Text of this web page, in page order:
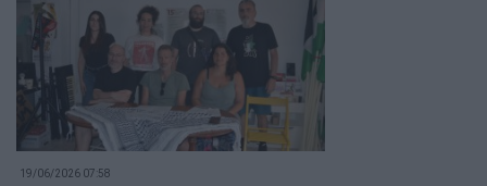
19/06/2026 07:58